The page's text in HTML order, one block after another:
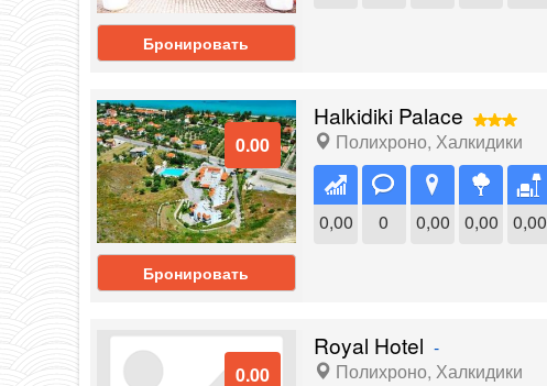
Бронировать
0.00
Бронировать
Halkidiki Palace
Полихроно, Халкидики
0,00 0 0,00 0,00 0,00
0.00
Royal Hotel -
Полихроно, Халкидики